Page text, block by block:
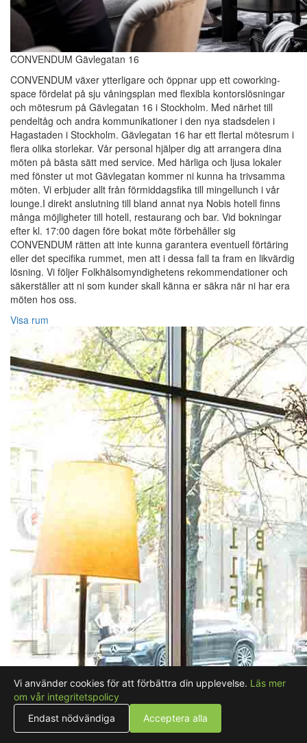
CONVENDUM Gävlegatan 16
CONVENDUM växer ytterligare och öppnar upp ett coworking-
space fördelat på sju våningsplan med flexibla kontorslösningar
och mötesrum på Gävlegatan 16 i Stockholm. Med närhet till
pendeltåg och andra kommunikationer i den nya stadsdelen i
Hagastaden i Stockholm. Gävlegatan 16 har ett flertal mötesrum i
flera olika storlekar. Vår personal hjälper dig att arrangera dina
möten på bästa sätt med service. Med härliga och ljusa lokaler
med fönster ut mot Gävlegatan kommer ni kunna ha trivsamma
möten. Vi erbjuder allt från förmiddagsfika till mingellunch i vår
lounge.I direkt anslutning till bland annat nya Nobis hotell finns
många möjligheter till hotell, restaurang och bar. Vid bokningar
efter kl. 17:00 dagen före bokat möte förbehåller sig
CONVENDUM rätten att inte kunna garantera eventuell förtäring
eller det specifika rummet, men att i dessa fall ta fram en likvärdig
lösning. Vi följer Folkhälsomyndighetens rekommendationer och
säkerställer att ni som kunder skall känna er säkra när ni har era
möten hos oss.
Visa rum
Vi använder cookies för att förbättra din upplevelse. Läs mer
om vår integritetspolicy
Endast nödvändiga
Acceptera alla